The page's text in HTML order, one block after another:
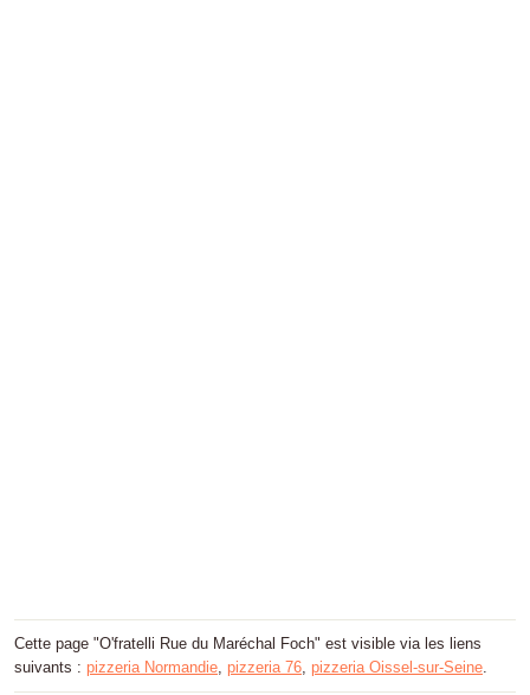
Cette page "O'fratelli Rue du Maréchal Foch" est visible via les liens
suivants : pizzeria Normandie pizzeria 76 pizzeria Oissel-sur-Seine